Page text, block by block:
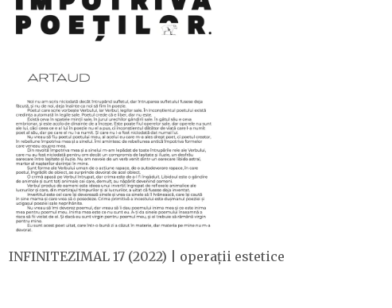
INFINITEZIMAL 17 (2022) | operații estetice